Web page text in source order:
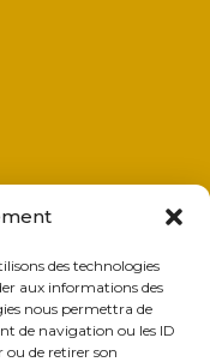
des technologies
aux informations des
nous permettra de
de navigation ou les ID
ou de retirer son